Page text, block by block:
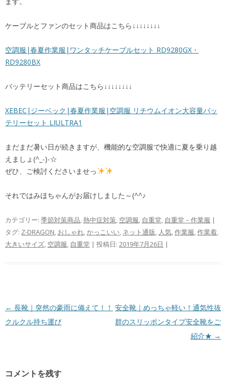
ケーブルとファンのセット商品はこちら↓↓↓↓↓↓↓↓
空調服|春夏作業服|ワンタッチケーブルセット RD9280GX・
RD9280BX
バッテリーセット商品はこちら↓↓↓↓↓↓↓↓
XEBEC|ジーベック|春夏作業服|空調服 リチウムイオン大容量バッ
テリーセット LIULTRA1
まだまだ暑い日が続きますが、機能的な空調服で快適に夏を乗り越
えましょ(^_-)-☆
ぜひ、ご検討くださいませっ
それではみほちゃんがお届けしました～(^^♪
カテゴリー: 季節対策商品,熱中症対策, 空調服, 自重堂, 自重堂－作業服 |
タグ: Z-DRAGON, おしゃれ,かっこいい, ネット通販, 人気,作業服,作業着,
大きいサイズ, 空調服, 自重堂 | 投稿日: 2019年7月26日 |
投
稿
ー
← 長靴｜突然の豪雨に備えて！！
クルクル持ち運び
安全靴｜めっちゃ軽い！通気性抜
群のスリッポンタイプ安全靴をご
紹介★ →
コメントを残す